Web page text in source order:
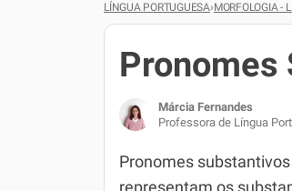
Página Inicial ENEM
Plano de Estudos
Corretor de Redação
Exercícios ENEM
ENEM
Matemática
História
Biologia
Ajudante de
Corretor de
Gerador
LÍNGUA PORTUGUESA›MORFOLOGIA -
Pronomes
Márcia Fernandes
Professora de Língua
Pronomes
representam os